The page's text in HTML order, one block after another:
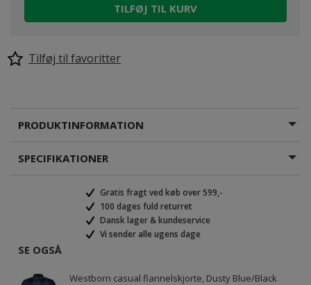
TILFØJ TIL KURV
Tilføj til favoritter
PRODUKTINFORMATION
SPECIFIKATIONER
Gratis fragt ved køb over 599,-
100 dages fuld returret
Dansk lager & kundeservice
Vi sender alle ugens dage
SE OGSÅ
Westborn casual flannelskjorte, Dusty Blue/Black